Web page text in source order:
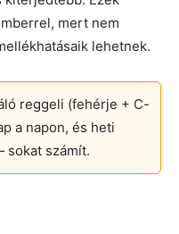
mert nem
lehetnek.
reggeli (fehérje + C-
a napon, és heti
sokat számít.